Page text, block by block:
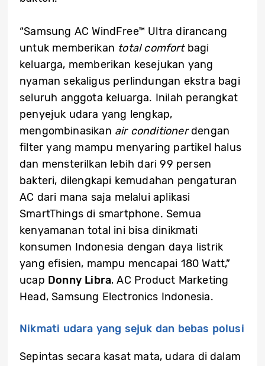
“Samsung AC WindFree™ Ultra dirancang
untuk memberikan total comfortbagi
keluarga, memberikan kesejukan yang
nyaman sekaligus perlindungan ekstra bagi
seluruh anggota keluarga. Inilah perangkat
penyejuk udara yang lengkap,
mengombinasikan air conditionerdengan
filter yang mampu menyaring partikel halus
dan mensterilkan lebih dari 99 persen
bakteri, dilengkapi kemudahan pengaturan
AC dari mana saja melalui aplikasi
SmartThings di smartphone. Semua
kenyamanan total ini bisa dinikmati
konsumen Indonesia dengan daya listrik
yang efisien, mampu mencapai 180 Watt,”
ucap Donny Libra, AC Product Marketing
Head, Samsung Electronics Indonesia.
Nikmati udara yang sejuk dan bebas polusi
Sepintas secara kasat mata, udara di dalam